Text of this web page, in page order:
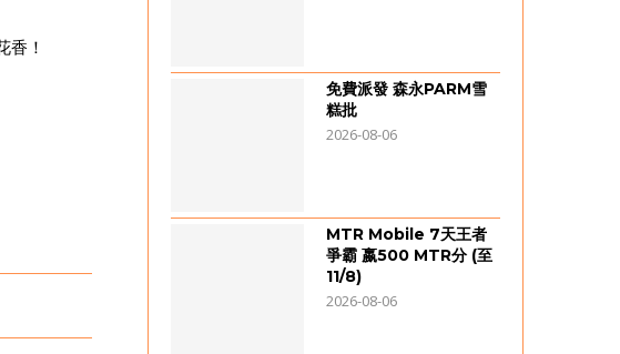
香！
免費派發 森永PARM雪
糕批
2026-08-06
MTR Mobile 7天王者
爭霸 嬴500 MTR分 (至
11/8)
2026-08-06